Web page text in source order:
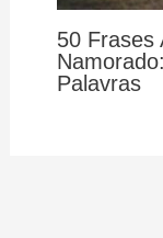
50 Frases
Palavras